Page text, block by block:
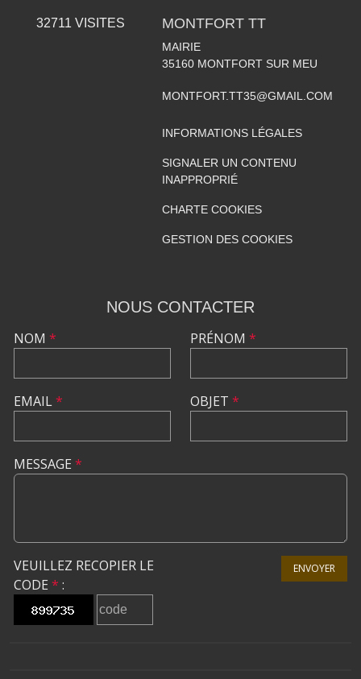
32711 VISITES MONTFORT TT
MAIRIE
35160 MONTFORT SUR MEU
MONTFORT.TT35@GMAIL.COM
INFORMATIONS LÉGALES
SIGNALER UN CONTENU
INAPPROPRIÉ
CHARTE COOKIES
GESTION DES COOKIES
NOUS CONTACTER
NOM *
EMAIL*
PRÉNOM *
OBJET *
MESSAGE *
VEUILLEZ RECOPIER LE
CODE * :
ENVOYER